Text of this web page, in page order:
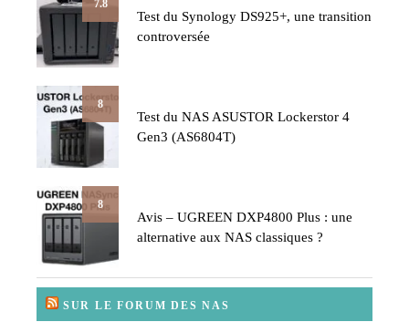
7.8
Test du Synology DS925+, une transition
controversée
8
Test du NAS ASUSTOR Lockerstor 4
Gen3 (AS6804T)
8
Avis – UGREEN DXP4800 Plus : une
alternative aux NAS classiques ?
SUR LE FORUM DES NAS